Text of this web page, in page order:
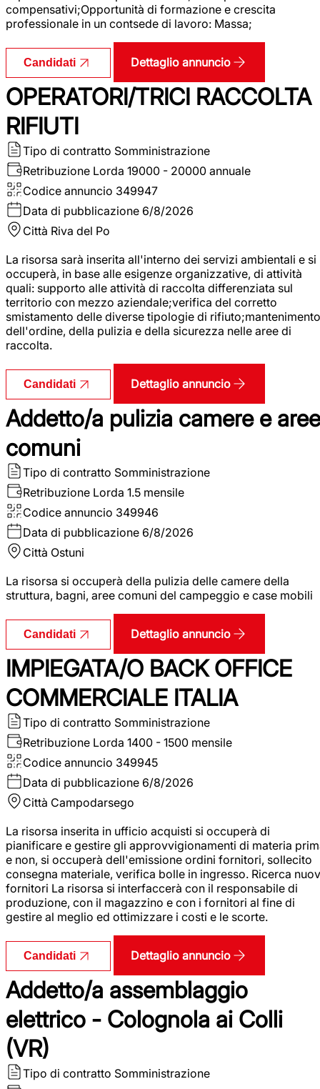
compensativi;Opportunità di formazione e crescita
professionale in un contsede di lavoro: Massa;
Candidati Dettaglio annuncio
OPERATORI/TRICI RACCOLTA
RIFIUTI
Tipo di contratto Somministrazione
Retribuzione Lorda 19000 - 20000 annuale
Codice annuncio 349947
Data di pubblicazione 6/8/2026
Città Riva del Po
La risorsa sarà inserita all'interno dei servizi ambientali e si
occuperà, in base alle esigenze organizzative, di attività
quali: supporto alle attività di raccolta differenziata sul
territorio con mezzo aziendale;verifica del corretto
smistamento delle diverse tipologie di rifiuto;mantenimento
dell'ordine, della pulizia e della sicurezza nelle aree di
raccolta.
Candidati Dettaglio annuncio
Addetto/a pulizia camere e aree
comuni
Tipo di contratto Somministrazione
Retribuzione Lorda 1.5 mensile
Codice annuncio 349946
Data di pubblicazione 6/8/2026
Città Ostuni
La risorsa si occuperà della pulizia delle camere della
struttura, bagni, aree comuni del campeggio e case mobili
Candidati Dettaglio annuncio
IMPIEGATA/O BACK OFFICE
COMMERCIALE ITALIA
Tipo di contratto Somministrazione
Retribuzione Lorda 1400 - 1500 mensile
Codice annuncio 349945
Data di pubblicazione 6/8/2026
Città Campodarsego
La risorsa inserita in ufficio acquisti si occuperà di
pianificare e gestire gli approvvigionamenti di materia
e non, si occuperà dell'emissione ordini fornitori, sollecito
consegna materiale, verifica bolle in ingresso. Ricerca
fornitori La risorsa si interfaccerà con il responsabile di
produzione, con il magazzino e con i fornitori al fine di
gestire al meglio ed ottimizzare i costi e le scorte.
Candidati Dettaglio annuncio
Addetto/a assemblaggio
elettrico - Colognola ai Colli
(VR)
Tipo di contratto Somministrazione